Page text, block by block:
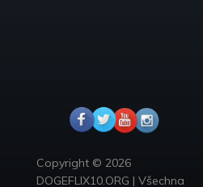
Copyright © 2026
DOGEFLIX10.ORG | Všechna